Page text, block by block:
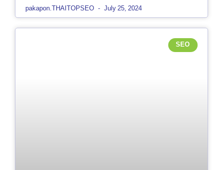
pakapon.THAITOPSEO July 25, 2024
SEO